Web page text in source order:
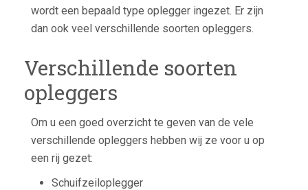
wordt een bepaald type oplegger ingezet. Er zijn
dan ook veel verschillende soorten opleggers.
Verschillende soorten
opleggers
Om u een goed overzicht te geven van de vele
verschillende opleggers hebben wij ze voor u op
een rij gezet:
Schuifzeiloplegger